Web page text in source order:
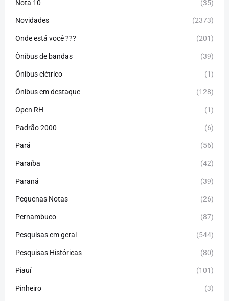
Nota 10 (35)
Novidades (2373)
Onde está você ??? (201)
Ônibus de bandas (39)
Ônibus elétrico (1)
Ônibus em destaque (128)
Open RH (1)
Padrão 2000 (6)
Pará (56)
Paraíba (42)
Paraná (39)
Pequenas Notas (26)
Pernambuco (87)
Pesquisas em geral (544)
Pesquisas Históricas (80)
Piauí (101)
Pinheiro (3)